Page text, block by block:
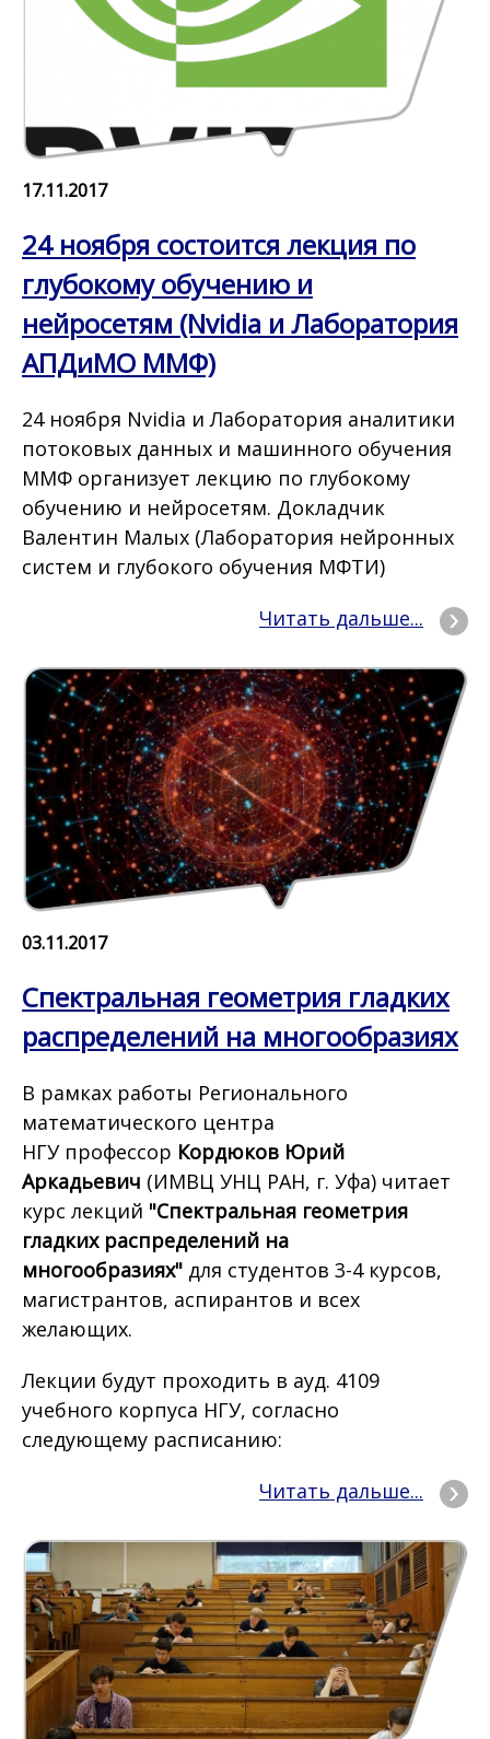
17.11.2017
24 ноября состоится лекция по
глубокому обучению и
нейросетям (Nvidia и Лаборатория
АПДиМО ММФ)
24 ноября Nvidia и Лаборатория аналитики
потоковых данных и машинного обучения
ММФ организует лекцию по глубокому
обучению и нейросетям. Докладчик
Валентин Малых (Лаборатория нейронных
систем и глубокого обучения МФТИ)
Читать дальше...
03.11.2017
Спектральная геометрия гладких
распределений на многообразиях
В рамках работы Регионального
математического центра
НГУ профессор Кордюков Юрий
Аркадьевич (ИМВЦ УНЦ РАН, г. Уфа) читает
курс лекций "Спектральная геометрия
гладких распределений на
многообразиях" для студентов 3-4 курсов,
магистрантов, аспирантов и всех
желающих.
Лекции будут проходить в ауд. 4109
учебного корпуса НГУ, согласно
следующему расписанию:
Читать дальше...